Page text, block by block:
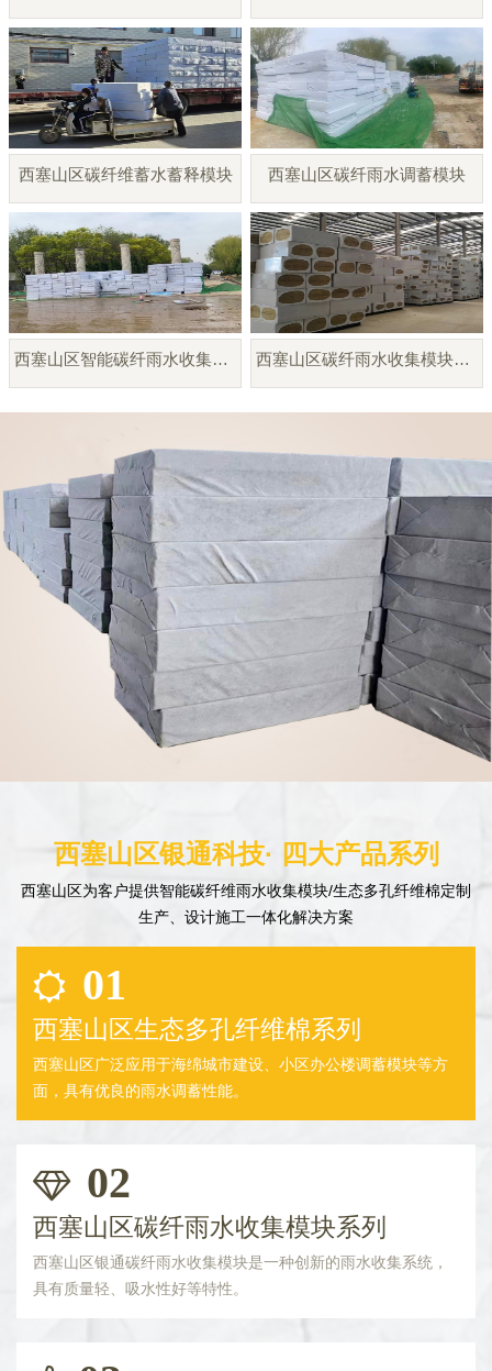
西塞山区碳纤维蓄水蓄释模块 西塞山区碳纤雨水调蓄模块
西塞山区智能碳纤雨水收集模块 西塞山区碳纤雨水收集模块厂家
西塞山区银通科技· 四大产品系列
西塞山区为客户提供智能碳纤维雨水收集模块/生态多孔纤维棉定制
生产、设计施工一体化解决方案
01
西塞山区生态多孔纤维棉系列
西塞山区广泛应用于海绵城市建设、小区办公楼调蓄模块等方
面，具有优良的雨水调蓄性能。
02
西塞山区碳纤雨水收集模块系列
西塞山区银通碳纤雨水收集模块是一种创新的雨水收集系统，
具有质量轻、吸水性好等特性。